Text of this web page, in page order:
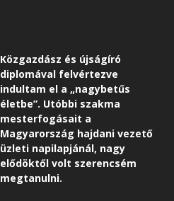
Közgazdász és újságíró
diplomával felvértezve
indultam el a „nagybetűs
életbe”. Utóbbi szakma
mesterfogásait a
Magyarország hajdani vezető
üzleti napilapjánál, nagy
elődöktől volt szerencsém
megtanulni.